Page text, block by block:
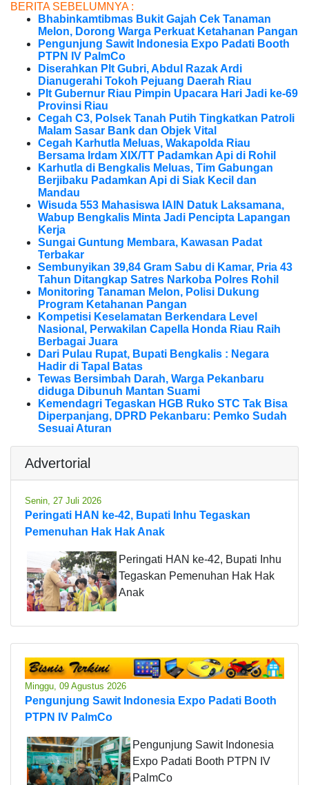
BERITA SEBELUMNYA :
Bhabinkamtibmas Bukit Gajah Cek Tanaman
Melon, Dorong Warga Perkuat Ketahanan Pangan
Pengunjung Sawit Indonesia Expo Padati Booth
PTPN IV PalmCo
Diserahkan Plt Gubri, Abdul Razak Ardi
Dianugerahi Tokoh Pejuang Daerah Riau
Plt Gubernur Riau Pimpin Upacara Hari Jadi ke-69
Provinsi Riau
Cegah C3, Polsek Tanah Putih Tingkatkan Patroli
Malam Sasar Bank dan Objek Vital
Cegah Karhutla Meluas, Wakapolda Riau
Bersama Irdam XIX/TT Padamkan Api di Rohil
Karhutla di Bengkalis Meluas, Tim Gabungan
Berjibaku Padamkan Api di Siak Kecil dan
Mandau
Wisuda 553 Mahasiswa IAIN Datuk Laksamana,
Wabup Bengkalis Minta Jadi Pencipta Lapangan
Kerja
Sungai Guntung Membara, Kawasan Padat
Terbakar
Sembunyikan 39,84 Gram Sabu di Kamar, Pria 43
Tahun Ditangkap Satres Narkoba Polres Rohil
Monitoring Tanaman Melon, Polisi Dukung
Program Ketahanan Pangan
Kompetisi Keselamatan Berkendara Level
Nasional, Perwakilan Capella Honda Riau Raih
Berbagai Juara
Dari Pulau Rupat, Bupati Bengkalis : Negara
Hadir di Tapal Batas
Tewas Bersimbah Darah, Warga Pekanbaru
diduga Dibunuh Mantan Suami
Kemendagri Tegaskan HGB Ruko STC Tak Bisa
Diperpanjang, DPRD Pekanbaru: Pemko Sudah
Sesuai Aturan
Advertorial
Senin, 27 Juli 2026
Peringati HAN ke-42, Bupati Inhu Tegaskan
Pemenuhan Hak Hak Anak
Peringati HAN ke-42, Bupati Inhu
Tegaskan Pemenuhan Hak Hak
Anak
Minggu, 09 Agustus 2026
Pengunjung Sawit Indonesia Expo Padati Booth
PTPN IV PalmCo
Pengunjung Sawit Indonesia
Expo Padati Booth PTPN IV
PalmCo